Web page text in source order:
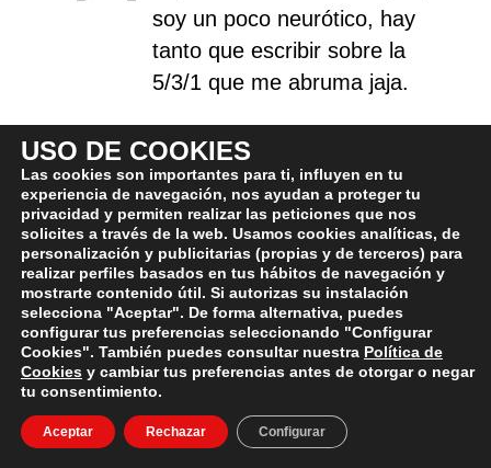
soy un poco neurótico, hay
tanto que escribir sobre la
5/3/1 que me abruma jaja.
Mi accesorio favorito sin duda
es el BBB, así que es una
buena opción, aunque lo que
tú me has puesto es una
mezcla entre BBB y triumvirate
si no recuerdo mal.
Manuel 30 de abril de 2017 at 12:29h-
:(, estoy ansioso por ver
USO DE COOKIES
Las cookies son importantes para ti, influyen en tu
experiencia de navegación, nos ayudan a proteger tu
privacidad y permiten realizar las peticiones que nos
solicites a través de la web. Usamos cookies analíticas, de
personalización y publicitarias (propias y de terceros) para
realizar perfiles basados en tus hábitos de navegación y
mostrarte contenido útil. Si autorizas su instalación
selecciona "Aceptar". De forma alternativa, puedes
configurar tus preferencias seleccionando "Configurar
Cookies". También puedes consultar nuestra Política de
Cookies y cambiar tus preferencias antes de otorgar o negar
tu consentimiento.
Aceptar Rechazar Configurar